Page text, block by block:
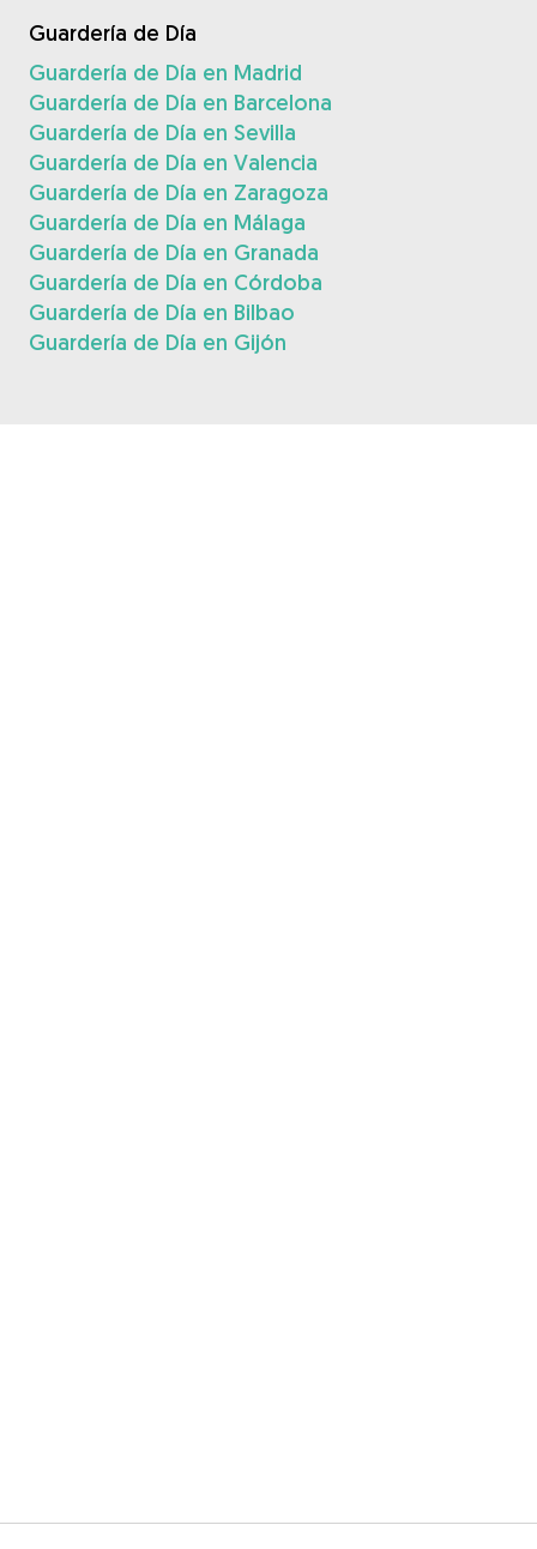
Guardería de Día
Guardería de Día en Madrid
Guardería de Día en Barcelona
Guardería de Día en Sevilla
Guardería de Día en Valencia
Guardería de Día en Zaragoza
Guardería de Día en Málaga
Guardería de Día en Granada
Guardería de Día en Córdoba
Guardería de Día en Bilbao
Guardería de Día en Gijón